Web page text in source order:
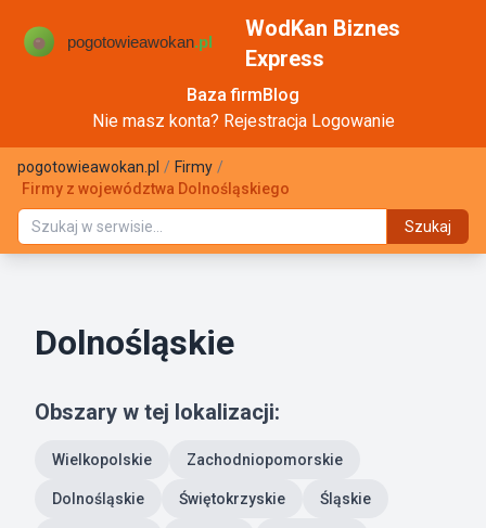
WodKan Biznes
Express
Baza firmBlog
Nie masz konta? Rejestracja Logowanie
pogotowieawokan.pl / Firmy /
Firmy z województwa Dolnośląskiego
Szukaj
Dolnośląskie
Obszary w tej lokalizacji:
Wielkopolskie Zachodniopomorskie
Dolnośląskie Świętokrzyskie Śląskie